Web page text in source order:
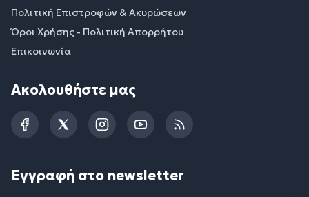
Πολιτική Επιστροφών & Ακυρώσεων
Όροι Χρήσης - Πολιτική Απορρήτου
Επικοινωνία
Ακολουθήστε μας
FacebookTwitterInstagramYouTubeRSS
Εγγραφή στο newsletter